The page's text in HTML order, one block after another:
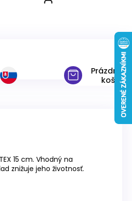
Prázdny
košík
15 cm. Vhodný na
znižuje jeho životnosť.